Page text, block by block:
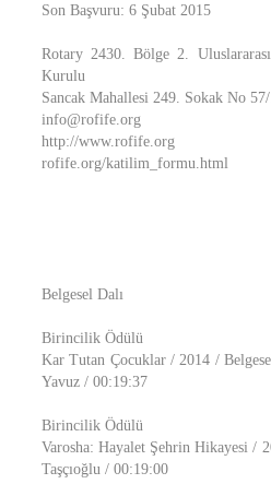
Son Başvuru: 6 Şubat 2015
Rotary 2430. Bölge 2.
Kurulu
Sancak Mahallesi 249. Sokak No
info@rofife.org
http://www.rofife.org
rofife.org/katilim_formu.html
Belgesel Dalı
Birincilik Ödülü
Kar Tutan Çocuklar / 2014 /
Yavuz / 00:19:37
Birincilik Ödülü
Varosha: Hayalet Şehrin Hikayesi /
Taşçıoğlu / 00:19:00